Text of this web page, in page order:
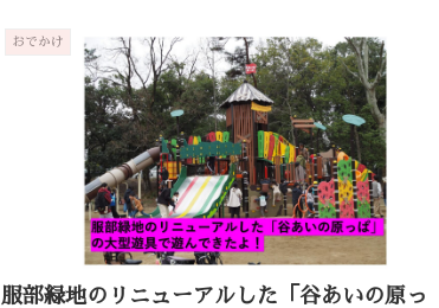
おでかけ
服部緑地のリニューアルした「谷あいの原っ